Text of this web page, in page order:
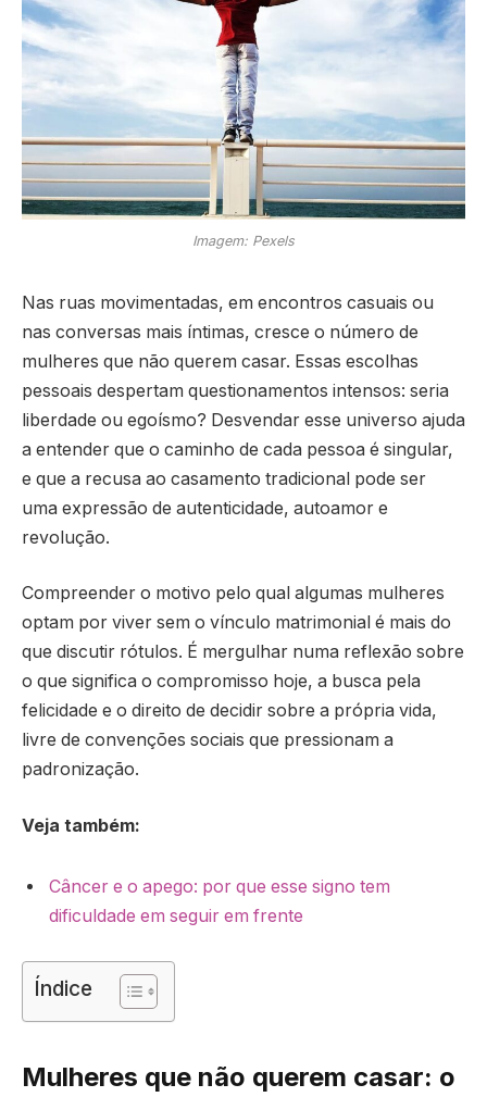
Imagem: Pexels
Nas ruas movimentadas, em encontros casuais ou
nas conversas mais íntimas, cresce o número de
mulheres que não querem casar. Essas escolhas
pessoais despertam questionamentos intensos: seria
liberdade ou egoísmo? Desvendar esse universo ajuda
a entender que o caminho de cada pessoa é singular,
e que a recusa ao casamento tradicional pode ser
uma expressão de autenticidade, autoamor e
revolução.
Compreender o motivo pelo qual algumas mulheres
optam por viver sem o vínculo matrimonial é mais do
que discutir rótulos. É mergulhar numa reflexão sobre
o que significa o compromisso hoje, a busca pela
felicidade e o direito de decidir sobre a própria vida,
livre de convenções sociais que pressionam a
padronização.
Veja também:
Câncer e o apego: por que esse signo tem
dificuldade em seguir em frente
Índice
Mulheres que não querem casar: o